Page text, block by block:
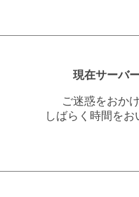
現在サーバ
ご迷惑をおか
しばらく時間を